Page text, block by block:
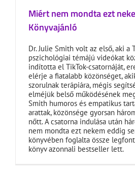
Miért nem mondta ezt
Könyvajánló
Dr. Julie Smith volt az első, aki a
pszichológiai témájú videókat
indította el TikTok-csatornáját,
elérje a fiatalabb közönséget,
szorulnak terápiára, mégis
elméjük belső működésének
Smith humoros és empatikus
arattak, közönsége gyorsan
nőtt. A csatorna indulása után
nem mondta ezt nekem eddig
könyvében foglalta össze
könyv azonnali bestseller lett.